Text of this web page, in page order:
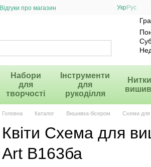
Відгуки про магазин
УкрРус
Набори
для
творчості
Інструменти
для
рукоділля
Головна Каталог Вишивка бісером Схеми для
Квіти Схема для
Art В163ба